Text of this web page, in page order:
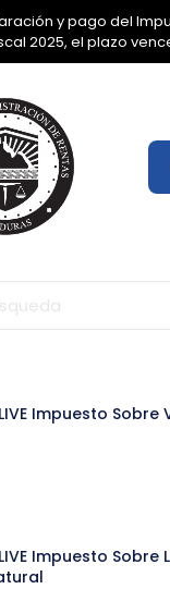
y pago del
2025, el plazo
Impuesto Sobre
Impuesto Sobre